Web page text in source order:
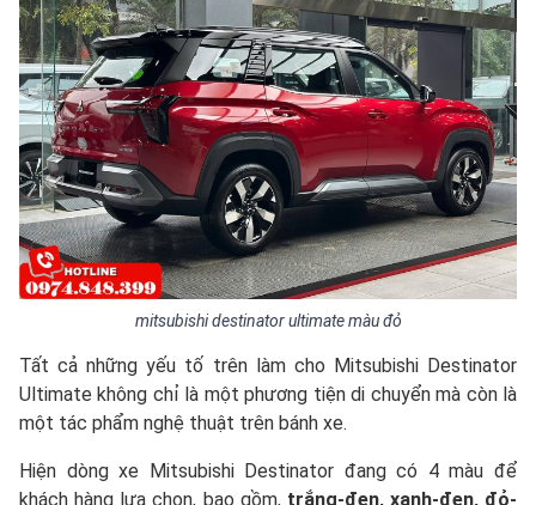
mitsubishi destinator ultimate màu đỏ
Tất cả những yếu tố trên làm cho Mitsubishi Destinator
Ultimate không chỉ là một phương tiện di chuyển mà còn là
một tác phẩm nghệ thuật trên bánh xe.
Hiện dòng xe Mitsubishi Destinator đang có 4 màu để
khách hàng lựa chọn, bao gồm,trắng-đen, xanh-đen, đỏ-